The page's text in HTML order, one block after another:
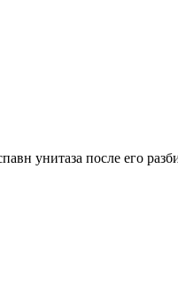
унитаза после его